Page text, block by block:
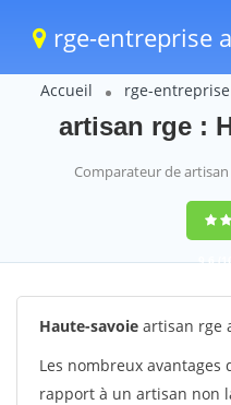
rge-entreprise
Accueil rge-entreprise
artisan rge :
Comparateur de
9,6
Haute-savoie artisan rge
Les nombreux avantages
rapport à un artisan non